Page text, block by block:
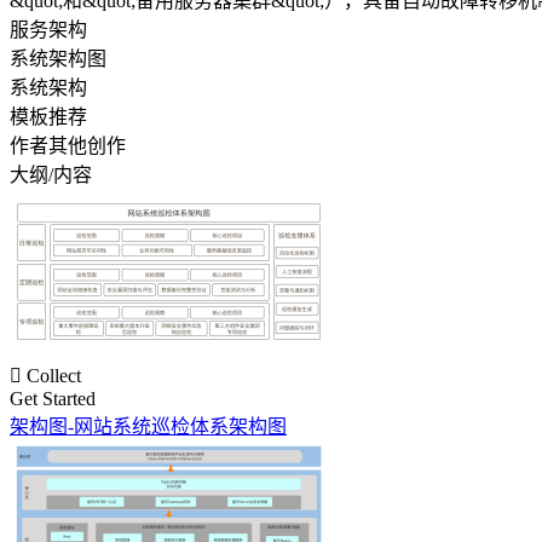
服务架构
系统架构图
系统架构
模板推荐
作者其他创作
大纲/内容
 Collect
Get Started
架构图-网站系统巡检体系架构图